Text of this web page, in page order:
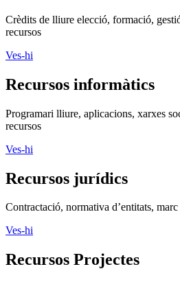
Crèdits de lliure elecció, formació,
recursos
Ves-hi
Recursos informàtics
Programari lliure, aplicacions, xarxes
recursos
Ves-hi
Recursos jurídics
Contractació, normativa d’entitats,
Ves-hi
Recursos Projectes